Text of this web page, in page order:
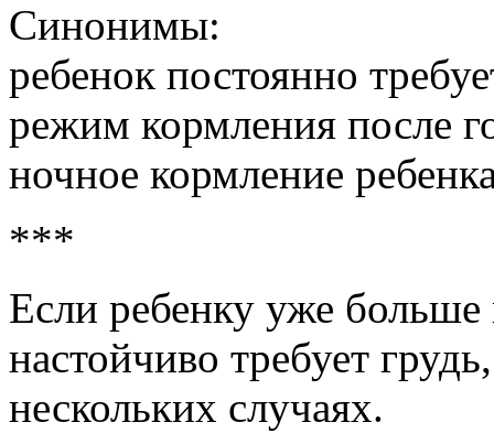
Синонимы:
ребенок постоянно
режим кормления после
ночное кормление
***
Если ребенку уже
настойчиво требует
нескольких случаях.